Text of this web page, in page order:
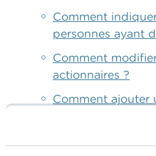
Comment
personnes ayant
Comment
actionnaires ?
Comment ajouter